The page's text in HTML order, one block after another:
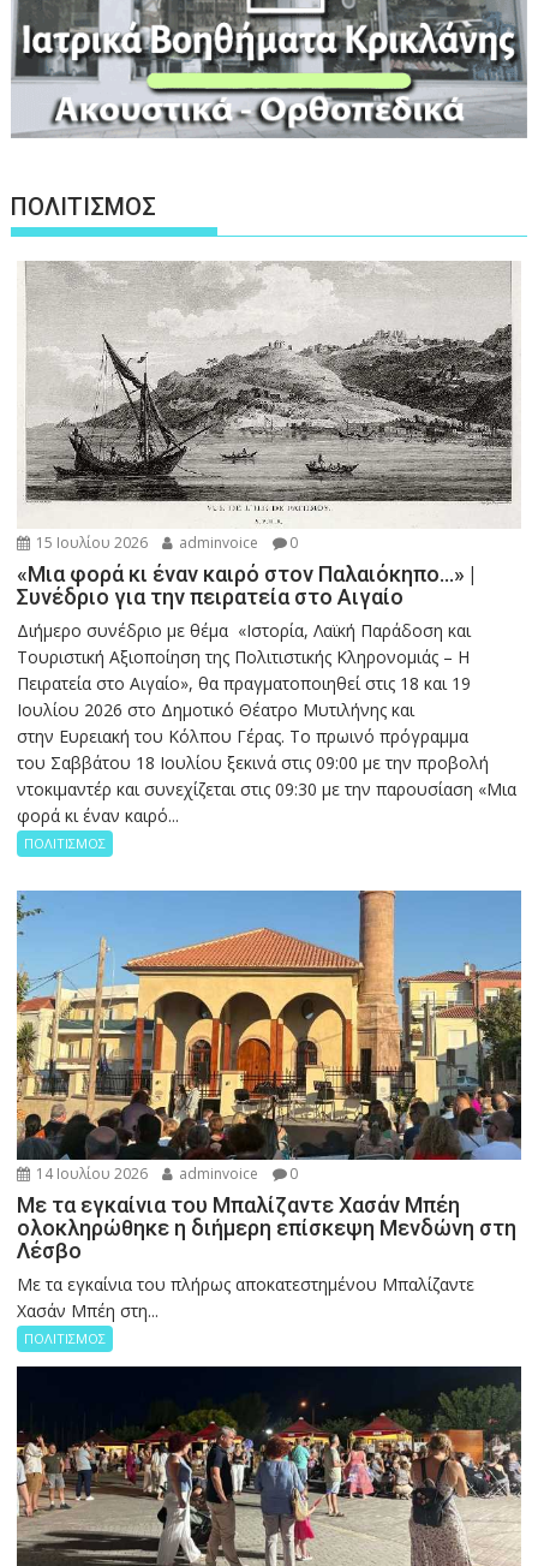
ΠΟΛΙΤΙΣΜΟΣ
15 Ιουλίου 2026 adminvoice 0
«Μια φορά κι έναν καιρό στον Παλαιόκηπο…» |
Συνέδριο για την πειρατεία στο Αιγαίο
Διήμερο συνέδριο με θέμα «Ιστορία, Λαϊκή Παράδοση και
Τουριστική Αξιοποίηση της Πολιτιστικής Κληρονομιάς – Η
Πειρατεία στο Αιγαίο», θα πραγματοποιηθεί στις 18 και 19
Ιουλίου 2026 στο Δημοτικό Θέατρο Μυτιλήνης και
στην Ευρειακή του Κόλπου Γέρας. Το πρωινό πρόγραμμα
του Σαββάτου 18 Ιουλίου ξεκινά στις 09:00 με την προβολή
ντοκιμαντέρ και συνεχίζεται στις 09:30 με την παρουσίαση «Μια
φορά κι έναν καιρό...
ΠΟΛΙΤΙΣΜΟΣ
14 Ιουλίου 2026 adminvoice 0
Με τα εγκαίνια του Μπαλίζαντε Χασάν Μπέη
ολοκληρώθηκε η διήμερη επίσκεψη Μενδώνη στη
Λέσβο
Με τα εγκαίνια του πλήρως αποκατεστημένου Μπαλίζαντε
Χασάν Μπέη στη...
ΠΟΛΙΤΙΣΜΟΣ